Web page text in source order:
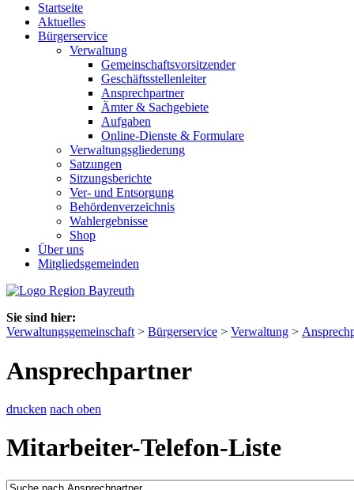
Startseite
Aktuelles
Bürgerservice
Verwaltung
Gemeinschaftsvorsitzender
Geschäftsstellenleiter
Ansprechpartner
Ämter & Sachgebiete
Aufgaben
Online-Dienste & Formulare
Verwaltungsgliederung
Satzungen
Sitzungsberichte
Ver- und Entsorgung
Behördenverzeichnis
Wahlergebnisse
Shop
Über uns
Mitgliedsgemeinden
Sie sind hier:
Verwaltungsgemeinschaft > Bürgerservice > Verwaltung >
Ansprechpartner
drucken nach oben
Mitarbeiter-Telefon-Liste